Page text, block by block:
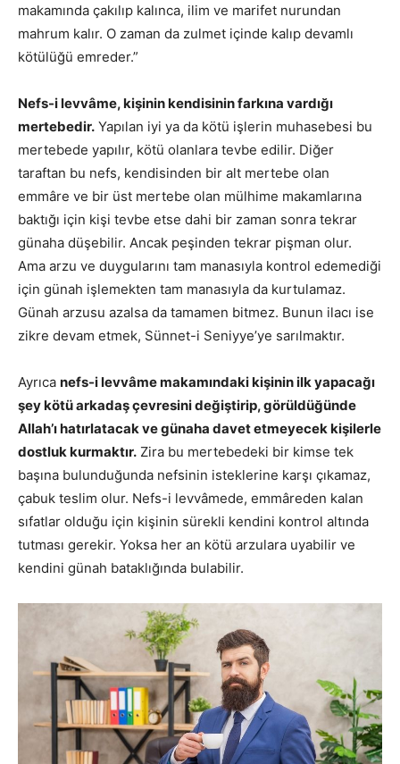
makamında çakılıp kalınca, ilim ve marifet nurundan
mahrum kalır. O zaman da zulmet içinde kalıp devamlı
kötülüğü emreder.”
Nefs-i levvâme, kişinin kendisinin farkına vardığı
mertebedir. Yapılan iyi ya da kötü işlerin muhasebesi bu
mertebede yapılır, kötü olanlara tevbe edilir. Diğer
taraftan bu nefs, kendisinden bir alt mertebe olan
emmâre ve bir üst mertebe olan mülhime makamlarına
baktığı için kişi tevbe etse dahi bir zaman sonra tekrar
günaha düşebilir. Ancak peşinden tekrar pişman olur.
Ama arzu ve duygularını tam manasıyla kontrol edemediği
için günah işlemekten tam manasıyla da kurtulamaz.
Günah arzusu azalsa da tamamen bitmez. Bunun ilacı ise
zikre devam etmek, Sünnet-i Seniyye’ye sarılmaktır.
Ayrıca nefs-i levvâme makamındaki kişinin ilk yapacağı
şey kötü arkadaş çevresini değiştirip, görüldüğünde
Allah’ı hatırlatacak ve günaha davet etmeyecek kişilerle
dostluk kurmaktır. Zira bu mertebedeki bir kimse tek
başına bulunduğunda nefsinin isteklerine karşı çıkamaz,
çabuk teslim olur. Nefs-i levvâmede, emmâreden kalan
sıfatlar olduğu için kişinin sürekli kendini kontrol altında
tutması gerekir. Yoksa her an kötü arzulara uyabilir ve
kendini günah bataklığında bulabilir.